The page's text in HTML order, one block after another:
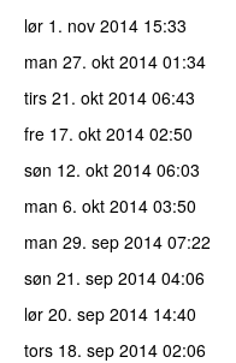
lør 1. nov 2014 15:33
man 27. okt 2014 01:34
tirs 21. okt 2014 06:43
fre 17. okt 2014 02:50
søn 12. okt 2014 06:03
man 6. okt 2014 03:50
man 29. sep 2014 07:22
søn 21. sep 2014 04:06
lør 20. sep 2014 14:40
tors 18. sep 2014 02:06